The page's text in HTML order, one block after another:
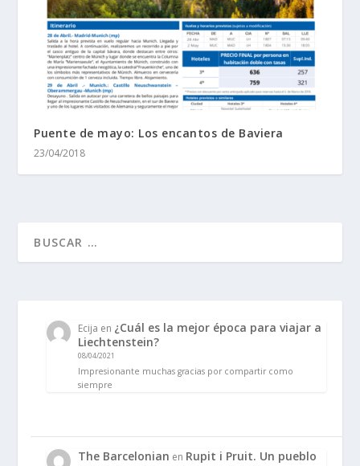
Puente de mayo: Los encantos de Baviera
23/04/2018
Ecija en ¿Cuál es la mejor época para viajar a
Liechtenstein?
08/04/2021
Impresionante muchas gracias por compartir como
siempre
The Barcelonian en Rupit i Pruit. Un pueblo